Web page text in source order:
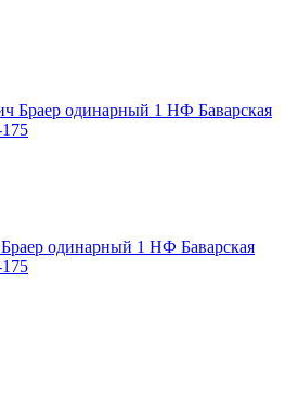
одинарный 1 НФ Баварская